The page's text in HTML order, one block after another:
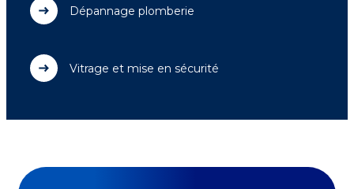
Dépannage plomberie
Vitrage et mise en sécurité